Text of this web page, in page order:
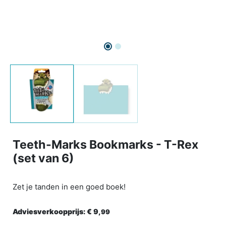
Teeth-Marks Bookmarks - T-Rex
(set van 6)
Zet je tanden in een goed boek!
Adviesverkoopprijs:€ 9,99